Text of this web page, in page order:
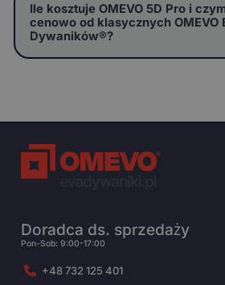
Ile kosztuje OMEVO 5D Pro i
cenowo od klasycznych OMEVO
Dywaników®?
Doradca ds. sprzedaży
Pon-Sob: 9:00-17:00
+48 732 125 401